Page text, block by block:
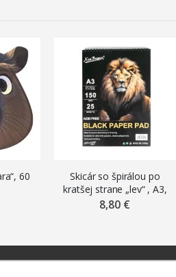
60
Skicár so špirálou po
kratšej strane „lev“ , A3,
150 g/m², 25 čiernych
8,80 €